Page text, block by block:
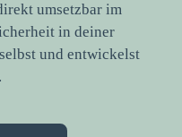
umsetzbar im
in deiner
und entwickelst